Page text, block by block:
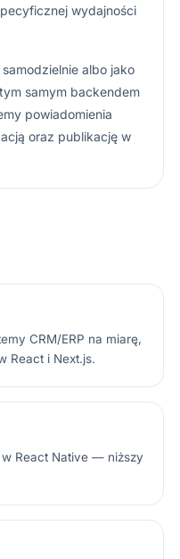
wydajności
albo jako
samym backendem
powiadomienia
oraz publikację w
CRM/ERP na miarę,
React i Next.js.
w React Native — niższy